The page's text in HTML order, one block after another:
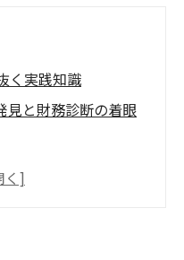
く実践知識
見と財務診断の着眼
繰りでどう察知する